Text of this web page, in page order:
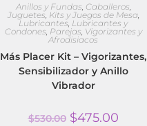
Anillos y Fundas Caballeros
Juguetes Kits y Juegos de Mesa,
Lubricantes Lubricantes y
Condones Parejas Vigorizantes y
Afrodisiacos
Más Placer Kit – Vigorizantes,
Sensibilizador y Anillo
Vibrador
$530.00 $475.00